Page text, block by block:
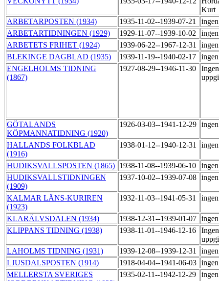
Kurt
ARBETARPOSTEN (1934)
1935-11-02--1939-07-21
ARBETARTIDNINGEN (1929)
1929-11-07--1939-10-02
ARBETETS FRIHET (1924)
1939-06-22--1967-12-31
BLEKINGE DAGBLAD (1935)
1939-11-19--1940-02-17
ENGELHOLMS TIDNING
(1867)
1927-08-29--1946-11-30
Ingen
GÖTALANDS
KÖPMANNATIDNING (1920)
1926-03-03--1941-12-29
HALLANDS FOLKBLAD
(1916)
1938-01-12--1940-12-31
HUDIKSVALLSPOSTEN (1865) 1938-11-08--1939-06-10
HUDIKSVALLSTIDNINGEN
(1909)
1937-10-02--1939-07-08
KALMAR LÄNS-KURIREN
(1923)
1932-11-03--1941-05-31
KLARÄLVSDALEN (1934) 1938-12-31--1939-01-07
KLIPPANS TIDNING (1938)
1938-11-01--1946-12-16
Ingen
LAHOLMS TIDNING (1931)
1939-12-08--1939-12-31
LJUSDALSPOSTEN (1914)
1918-04-04--1941-06-03
MELLERSTA SVERIGES
1935-02-11--1942-12-29